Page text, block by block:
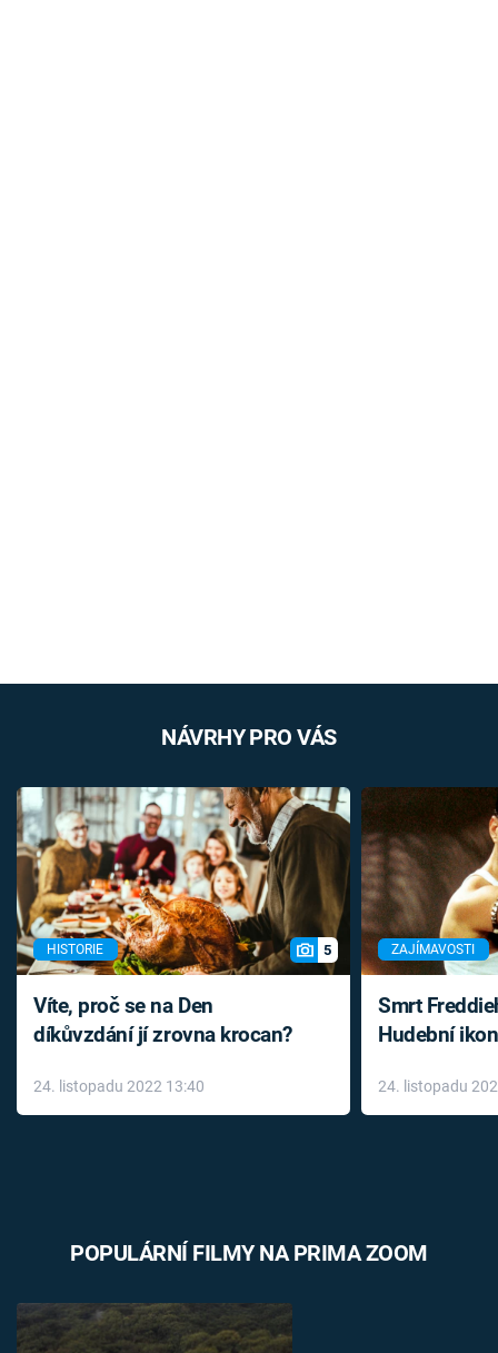
NÁVRHY PRO VÁS
HISTORIE 5
Víte, proč se na Den
díkůvzdání jí zrovna krocan?
24. listopadu 2022 13:40
ZAJÍMAVOSTI
Smrt
Hudební
léky
24. listopadu
POPULÁRNÍ FILMY NA PRIMA ZOOM